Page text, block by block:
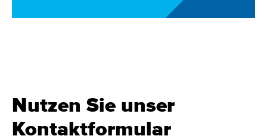
Nutzen Sie unser
Kontaktformular